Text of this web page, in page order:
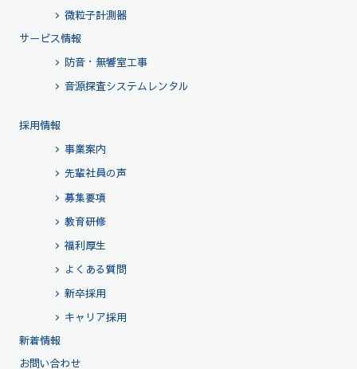
微粒子計測器
サービス情報
防音・無響室工事
音源探査システムレンタル
採用情報
事業案内
先輩社員の声
募集要項
教育研修
福利厚生
よくある質問
新卒採用
キャリア採用
新着情報
お問い合わせ